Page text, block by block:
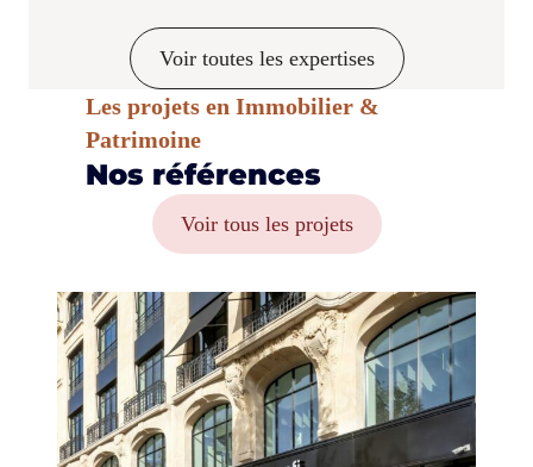
Voir toutes les expertises
Les projets en Immobilier &
Patrimoine
Nos références
Voir tous les projets